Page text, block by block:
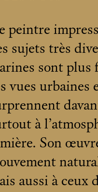
peintre
sujets très
sont plus
vues urbaines
à
Son
aussi à ceux